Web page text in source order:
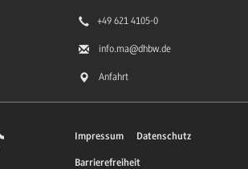
+49 621 4105-0
info.ma@dhbw.de
Anfahrt
Impressum Datenschutz
Barrierefreiheit